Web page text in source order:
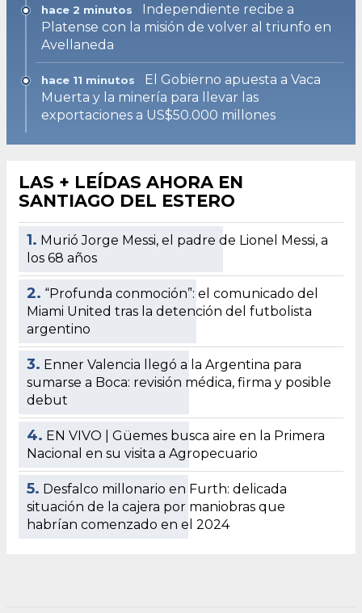
hace 2 minutos
Independiente recibe a
Platense con la misión de volver al triunfo en
Avellaneda
hace 11 minutos
El Gobierno apuesta a Vaca
Muerta y la minería para llevar las
exportaciones a US$50.000 millones
LAS + LEÍDAS AHORA EN
SANTIAGO DEL ESTERO
1. Murió Jorge Messi, el padre de Lionel Messi, a
los 68 años
2. “Profunda conmoción”: el comunicado del
Miami United tras la detención del futbolista
argentino
3. Enner Valencia llegó a la Argentina para
sumarse a Boca: revisión médica, firma y posible
debut
4. EN VIVO | Güemes busca aire en la Primera
Nacional en su visita a Agropecuario
5. Desfalco millonario en Furth: delicada
situación de la cajera por maniobras que
habrían comenzado en el 2024